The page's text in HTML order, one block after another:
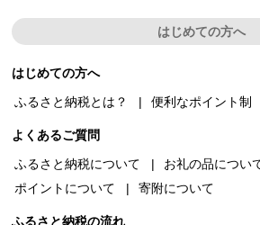
はじめての方へ
はじめての方へ
ふるさと納税とは？
便利なポイント制
よくあるご質問
ふるさと納税について
お礼の品につい
ポイントについて
寄附について
ふるさと納税の流れ